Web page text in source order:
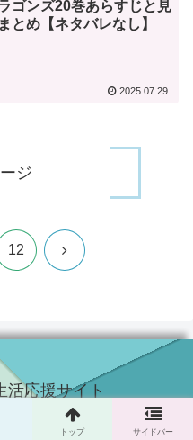
ゴンズ20巻あらすじと見
とめ【ネタバレなし】
2025.07.29
ジ
12 次
活応援サイト
生活応援サイト.
トップ サイドバー